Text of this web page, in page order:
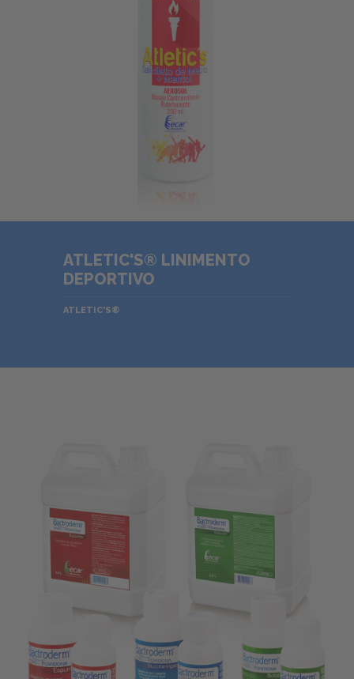
ATLETIC'S® LINIMENTO
DEPORTIVO
ATLETIC'S®